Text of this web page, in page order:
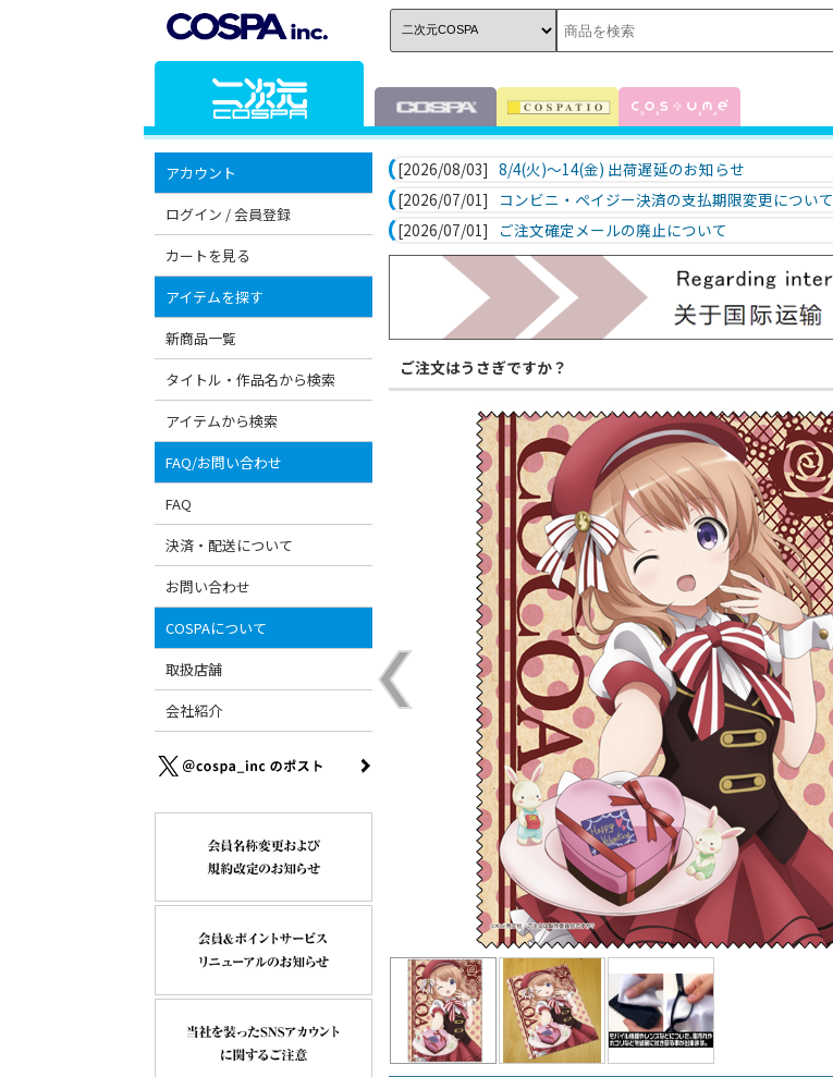
アカウント
ログイン / 会員登録
カートを見る
アイテムを探す
新商品一覧
タイトル・作品名から検索
アイテムから検索
FAQ/お問い合わせ
FAQ
決済・配送について
お問い合わせ
COSPAについて
取扱店舗
会社紹介
[2026/08/03] 8/4(火)～14(金) 出荷遅延のお知らせ
[2026/07/01]
コンビニ・ペイジー決済の支払期限変更について
[2026/07/01]
ご注文確定メールの廃止について
ご注文はうさぎですか？